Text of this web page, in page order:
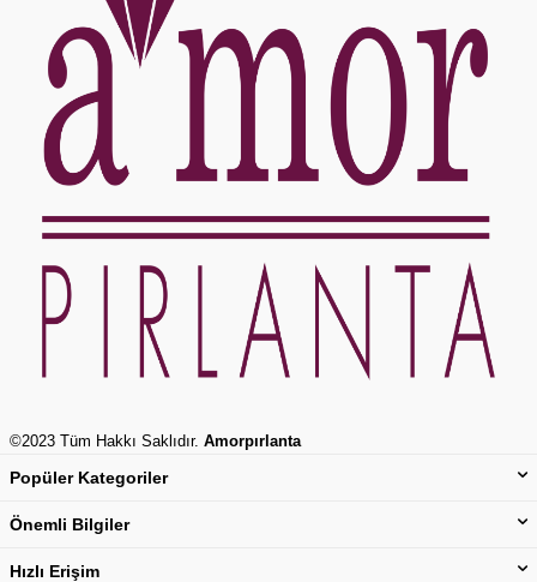
©2023 Tüm Hakkı Saklıdır. Amorpırlanta
Popüler Kategoriler
Önemli Bilgiler
Hızlı Erişim